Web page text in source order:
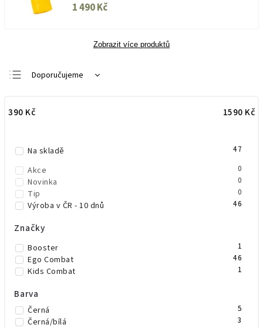
1 490 Kč
Zobrazit více produktů
Doporučujeme
Nejdražší
Abecedně
390 Kč 1590 Kč
Na skladě 47
Akce 0
Novinka 0
Tip 0
Výroba v ČR - 10 dnů 46
Značky
Booster 1
Ego Combat 46
Kids Combat 1
Barva
Černá 5
Černá/bílá 3